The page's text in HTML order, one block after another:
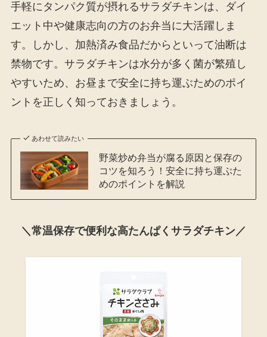
手軽にタンパク質が摂れるサラダチキンは、ダイ
エット中や健康志向の方のお弁当に大活躍しま
す。しかし、加熱済み食品だからといって油断は
禁物です。サラダチキンは水分が多く菌が繁殖し
やすいため、お昼まで安全に持ち運ぶためのポイ
ントを正しく知っておきましょう。
あわせて読みたい
野菜炒め弁当が腐る原因と保存の
コツを知ろう！安全に持ち運ぶた
めのポイントを解説
＼常温保存で便利な高たんぱくサラダチキン／